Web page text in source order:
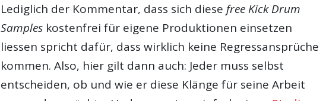
Lediglich der Kommentar, dass sich diesefree Kick Drum
Samples kostenfrei für eigene Produktionen einsetzen
liessen spricht dafür, dass wirklich keine Regressansprüche
kommen. Also, hier gilt dann auch: Jeder muss selbst
entscheiden, ob und wie er diese Klänge für seine Arbeit